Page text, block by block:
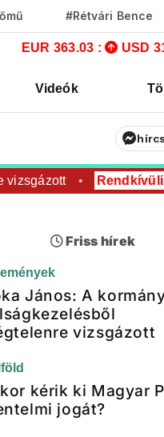
#Rétvári Bence
EUR 363.03 : USD
Videók
Rendkívüli
Friss hírek
János: A
vizsgázott
kérik ki Magyar
jogát?